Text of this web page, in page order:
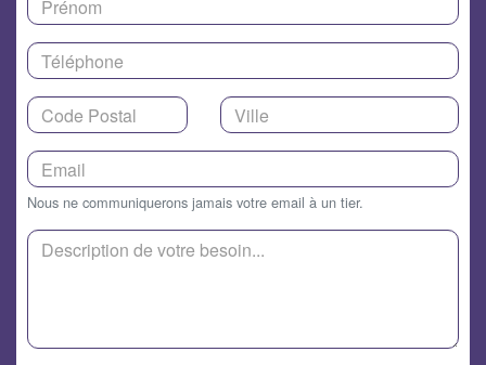
Nous ne communiquerons jamais votre email à un tier.